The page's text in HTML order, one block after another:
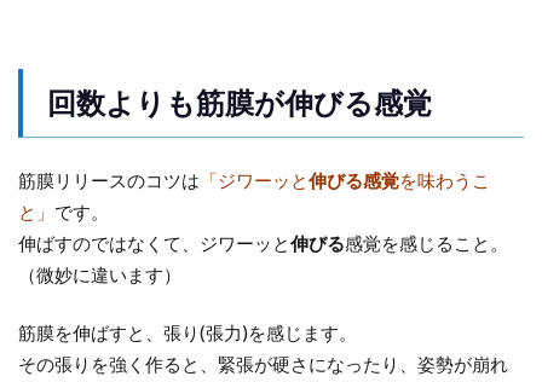
回数よりも筋膜が伸びる感覚
筋膜リリースのコツは 「ジワーッと伸びる感覚を味わうこ
と」 です。
伸ばすのではなくて、ジワーッと伸びる感覚を感じること。
（微妙に違います）
筋膜を伸ばすと、張り(張力)を感じます。
その張りを強く作ると、緊張が硬さになったり、姿勢が崩れ